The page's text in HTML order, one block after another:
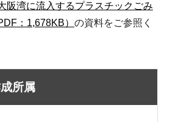
阪湾に流入するプラスチックごみ
：1,678KB） の資料をご参照く
所属